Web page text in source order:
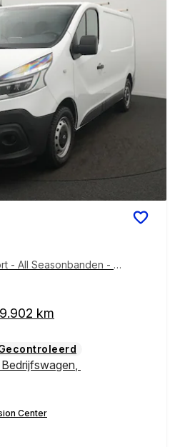
- All Seasonbanden - C
km
Bedrijfswagen,
Center